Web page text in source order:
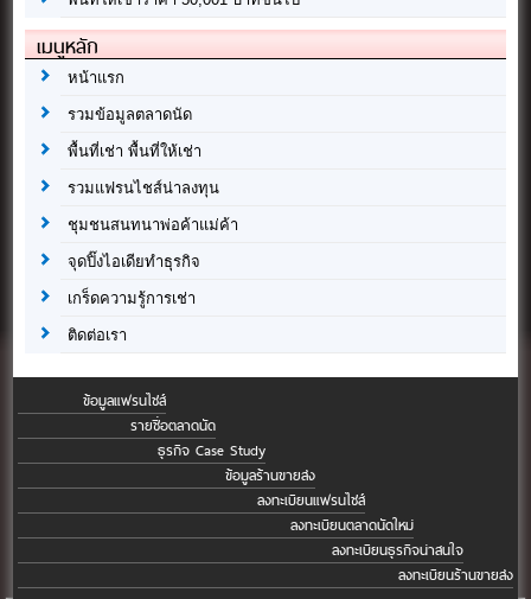
เมนูหลัก
หน้าแรก
รวมข้อมูลตลาดนัด
พื้นที่เช่า พื้นที่ให้เช่า
รวมแฟรนไชส์น่าลงทุน
ชุมชนสนทนาพ่อค้าแม่ค้า
จุดปิ๊งไอเดียทำธุรกิจ
เกร็ดความรู้การเช่า
ติดต่อเรา
ข้อมูลแฟรนไชส์
รายชื่อตลาดนัด
ธุรกิจ Case Study
ข้อมูลร้านขายส่ง
ลงทะเบียนแฟรนไชส์
ลงทะเบียนตลาดนัดใหม่
ลงทะเบียนธุรกิจน่าสนใจ
ลงทะเบียนร้านขายส่ง